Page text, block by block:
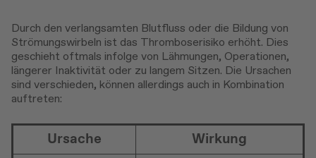
Durch den verlangsamten Blutfluss oder die Bildung von
Strömungswirbeln ist das Thromboserisiko erhöht. Dies
geschieht oftmals infolge von Lähmungen, Operationen,
längerer Inaktivität oder zu langem Sitzen. Die Ursachen
sind verschieden, können allerdings auch in Kombination
auftreten:
Ursache Wirkung